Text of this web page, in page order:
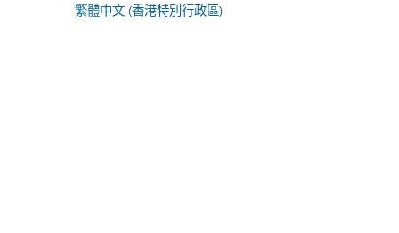
繁體中文 (香港特別行政區)